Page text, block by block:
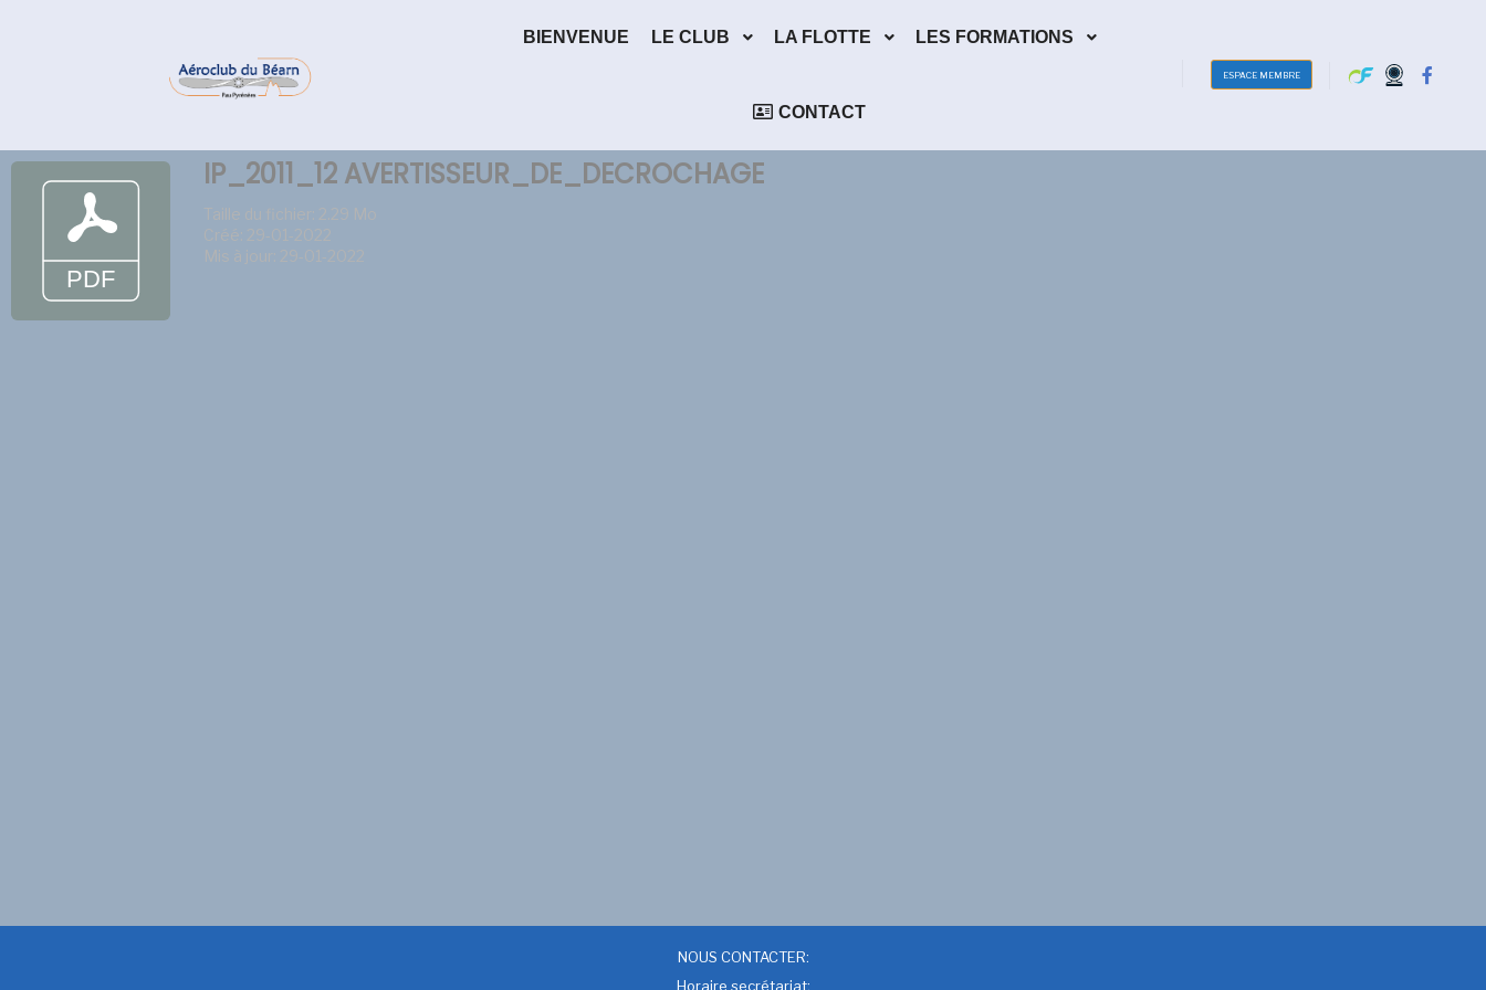
BIENVENUE LE CLUB LA FLOTTE LES FORMATIONS
CONTACT
ESPACE MEMBRE
IP_2011_12 AVERTISSEUR_DE_DECROCHAGE
Taille du fichier: 2.29 Mo
Créé: 29-01-2022
Mis à jour: 29-01-2022
NOUS CONTACTER:
Horaire secrétariat: